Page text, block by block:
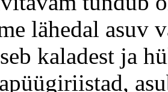
lähedal asuv
kaladest ja